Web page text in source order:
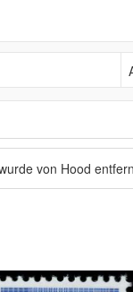
von Hood